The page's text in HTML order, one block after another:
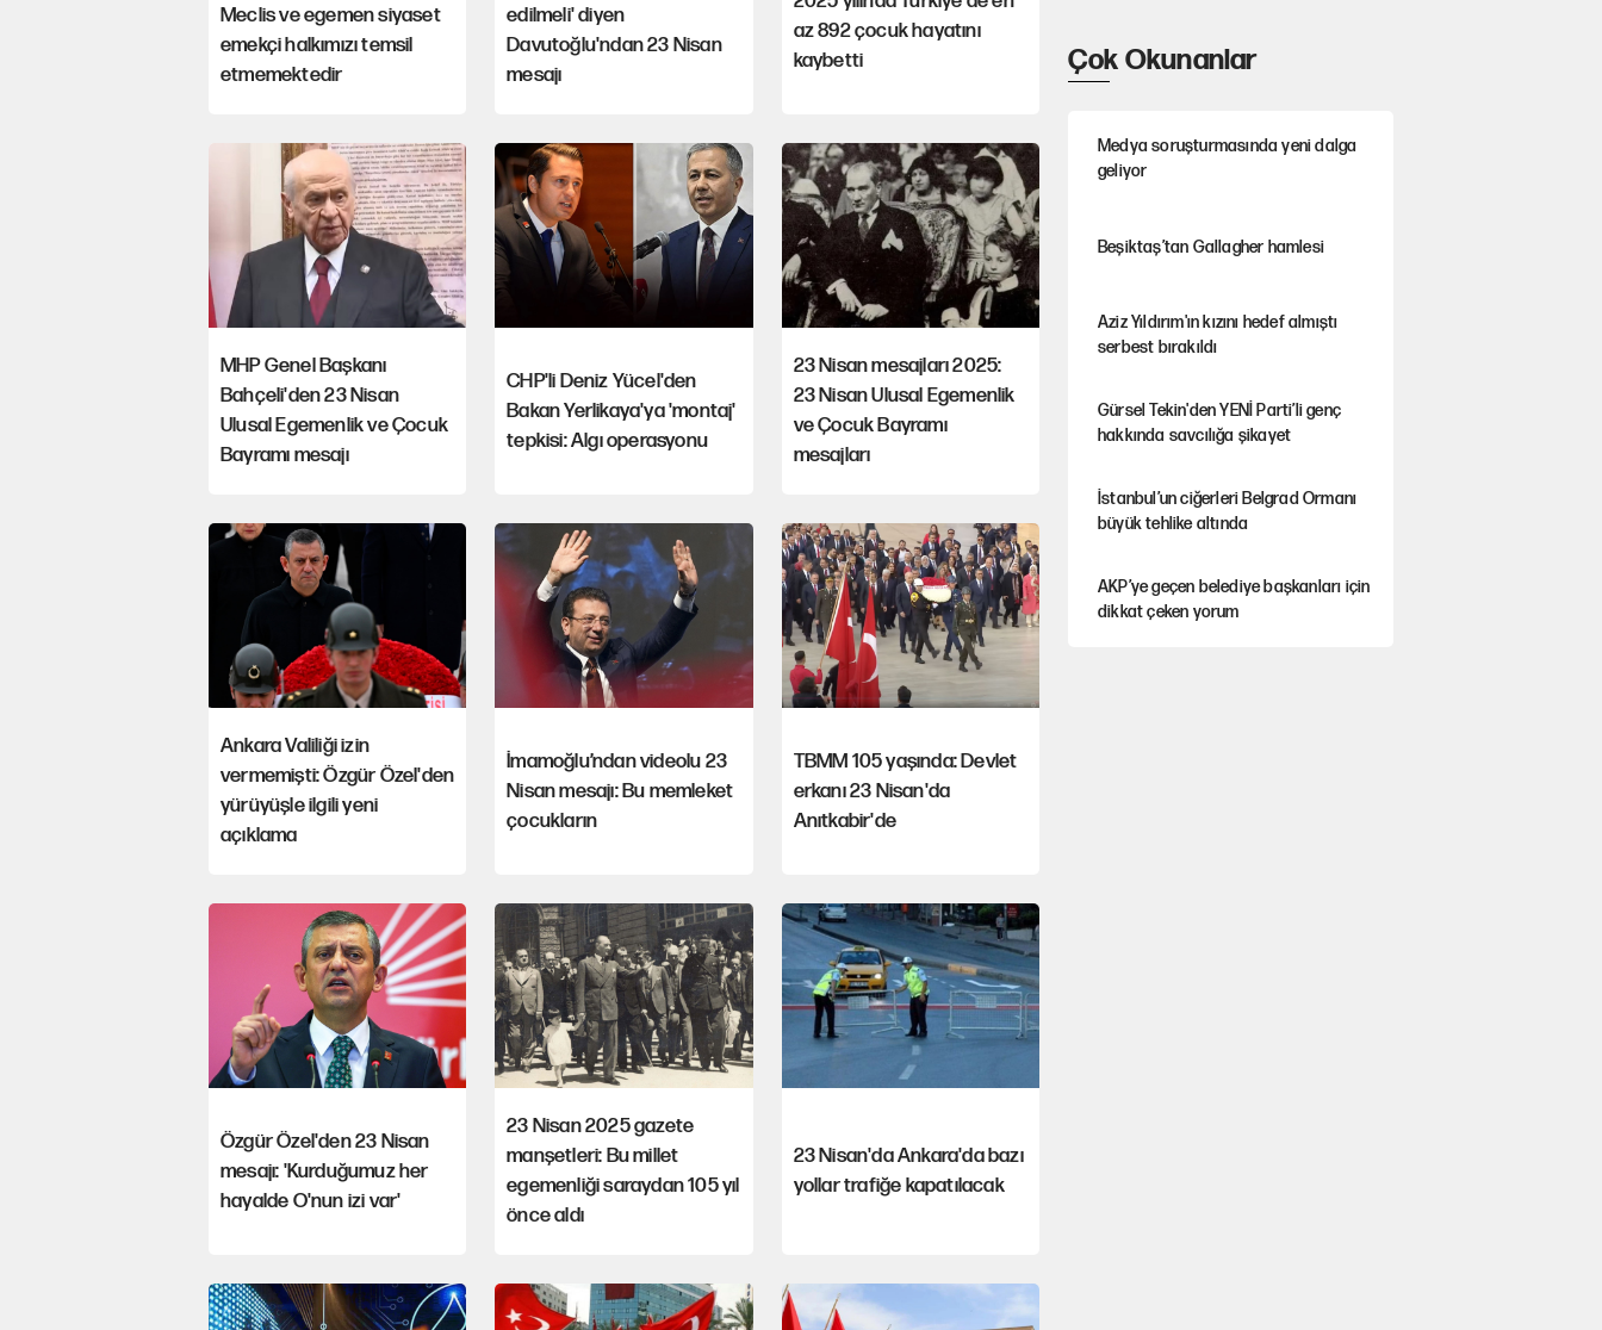
Meclis ve egemen siyaset
emekçi halkımızı temsil
etmemektedir
edilmeli' diyen
Davutoğlu'ndan 23 Nisan
mesajı
az 892 çocuk hayatını
kaybetti
MHP Genel Başkanı
Bahçeli'den 23 Nisan
Ulusal Egemenlik ve Çocuk
Bayramı mesajı
CHP'li Deniz Yücel'den
Bakan Yerlikaya'ya 'montaj'
tepkisi: Algı operasyonu
23 Nisan mesajları 2025:
23 Nisan Ulusal Egemenlik
ve Çocuk Bayramı
mesajları
Ankara Valiliği izin
vermemişti: Özgür Özel'den
yürüyüşle ilgili yeni
açıklama
İmamoğlu’ndan videolu 23
Nisan mesajı: Bu memleket
çocukların
TBMM 105 yaşında: Devlet
erkanı 23 Nisan'da
Anıtkabir'de
Özgür Özel'den 23 Nisan
mesajı: 'Kurduğumuz her
hayalde O'nun izi var'
23 Nisan 2025 gazete
manşetleri: Bu millet
egemenliği saraydan 105 yıl
önce aldı
23 Nisan'da Ankara'da bazı
yollar trafiğe kapatılacak
Çok Okunanlar
Medya soruşturmasında yeni dalga
geliyor
Beşiktaş’tan Gallagher hamlesi
Aziz Yıldırım'ın kızını hedef almıştı
serbest bırakıldı
Gürsel Tekin'den YENİ Parti’li genç
hakkında savcılığa şikayet
İstanbul’un ciğerleri Belgrad Ormanı
büyük tehlike altında
AKP’ye geçen belediye başkanları için
dikkat çeken yorum